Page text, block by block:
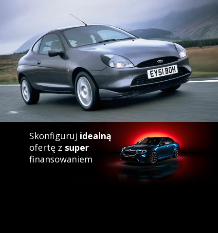
Skonfiguruj idealną
ofertę z super
finansowaniem